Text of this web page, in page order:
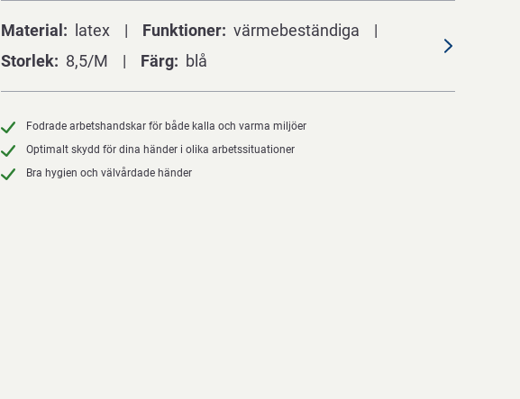
Material latex Funktioner
värmebeständiga
Storlek
8,5/M Färg blå
Fodrade arbetshandskar för både kalla och varma miljöer
Optimalt skydd för dina händer i olika arbetssituationer
Bra hygien och välvårdade händer